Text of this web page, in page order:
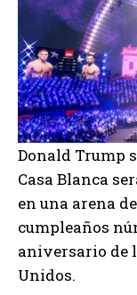
Donald Trump
Casa Blanca
en una arena
cumpleaños
aniversario de
Unidos.